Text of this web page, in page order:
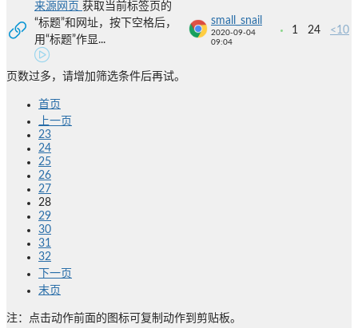
来源网页 获取当前标签页的
“标题”和网址，按下空格后，
用“标题”作显...
small_snail
2020-09-04
09:04
1 24 <10
页数过多，请增加筛选条件后再试。
首页
上一页
23
24
25
26
27
28
29
30
31
32
下一页
末页
注：点击动作前面的图标可复制动作到剪贴板。